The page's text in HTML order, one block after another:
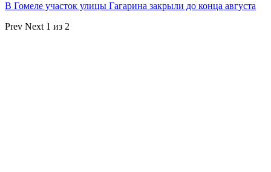
В Гомеле участок улицы Гагарина закрыли до конца августа
Prev Next 1 из 2